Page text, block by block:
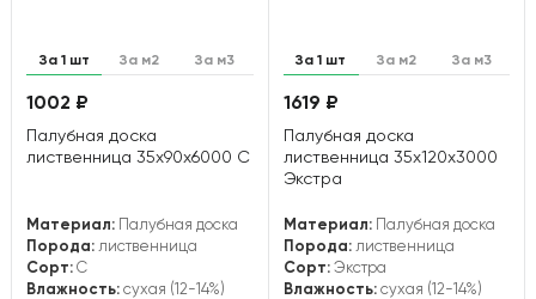
За 1 шт За м2 За м3
1002 ₽
Палубная доска
лиственница 35х90х6000 С
Материал: Палубная доска
Порода: лиственница
Сорт: С
Влажность: сухая (12-14%)
За 1 шт За м2 За м3
1619 ₽
Палубная доска
лиственница 35х120х3000
Экстра
Материал:Палубная доска
Порода:лиственница
Сорт:Экстра
Влажность:сухая (12-14%)